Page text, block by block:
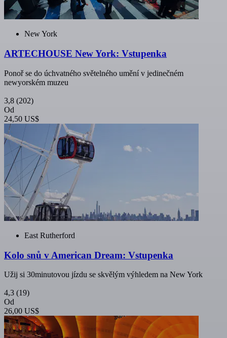
New York
ARTECHOUSE New York: Vstupenka
Ponoř se do úchvatného světelného umění v jedinečném
newyorském muzeu
3,8 (202)
Od
24,50 US$
East Rutherford
Kolo snů v American Dream: Vstupenka
Užij si 30minutovou jízdu se skvělým výhledem na New York
4,3 (19)
Od
26,00 US$